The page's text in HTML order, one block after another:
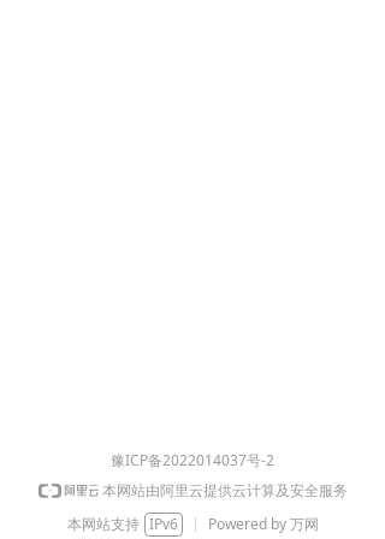
豫ICP备2022014037号-2
本网站由阿里云提供云计算及安全服务
本网站支持 IPv6 Powered by 万网